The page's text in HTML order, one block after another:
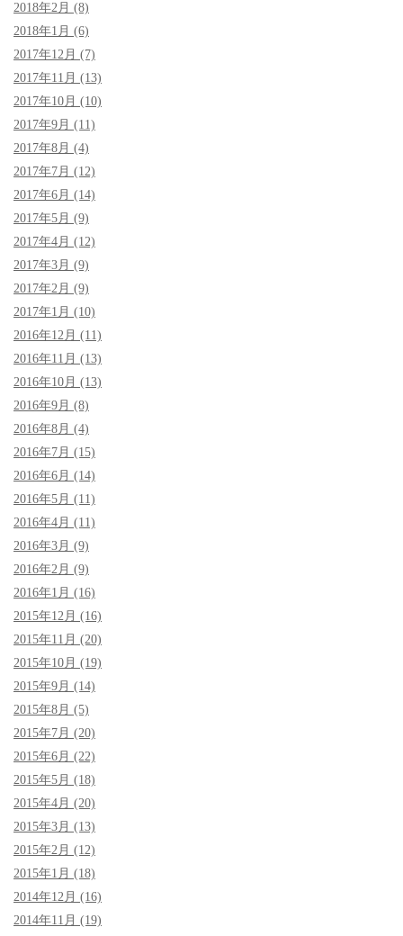
2018年2月 (8)
2018年1月 (6)
2017年12月 (7)
2017年11月 (13)
2017年10月 (10)
2017年9月 (11)
2017年8月 (4)
2017年7月 (12)
2017年6月 (14)
2017年5月 (9)
2017年4月 (12)
2017年3月 (9)
2017年2月 (9)
2017年1月 (10)
2016年12月 (11)
2016年11月 (13)
2016年10月 (13)
2016年9月 (8)
2016年8月 (4)
2016年7月 (15)
2016年6月 (14)
2016年5月 (11)
2016年4月 (11)
2016年3月 (9)
2016年2月 (9)
2016年1月 (16)
2015年12月 (16)
2015年11月 (20)
2015年10月 (19)
2015年9月 (14)
2015年8月 (5)
2015年7月 (20)
2015年6月 (22)
2015年5月 (18)
2015年4月 (20)
2015年3月 (13)
2015年2月 (12)
2015年1月 (18)
2014年12月 (16)
2014年11月 (19)